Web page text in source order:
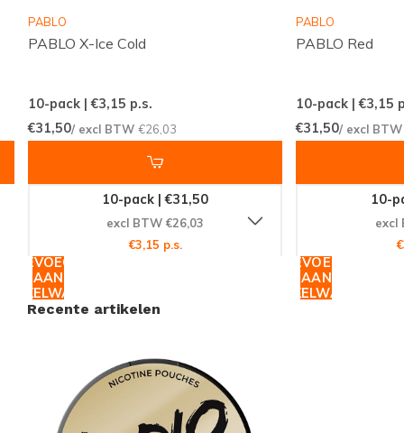
duidelijke communicatie en hoge bereikbaarheid,
zodat je altijd weet waar je aan toe bent. Dankzij
consistente leveringen en een professioneel
samengesteld aanbod wordt snus en nicotinezakjes
bestellen niet alleen makkelijk, maar ook prettig en
voorspelbaar. Zo biedt Snussie.com een fijne,
vertrouwde plek voor iedereen die graag discreet en
smaakvol wil genieten.
Snussie.comen vind precies de variant die bij
jouw moment past.
Bekijk alle collecties
populairste merken viaBrandsen blijf via
PABLO
PABLO X-Ice Cold
10-pack | €3,15 p.s.
€31,50/ excl BTW€26,03
10-pack | €31,50
excl BTW €26,03
€3,15 p.s.
TOEVOEGEN
AAN
PABLO
PABLO Red
10-pack | €3,15
€31,50/ excl
10-
excl
TOEVOEGEN
AAN
WINKELWAGEN
Recente artikelen